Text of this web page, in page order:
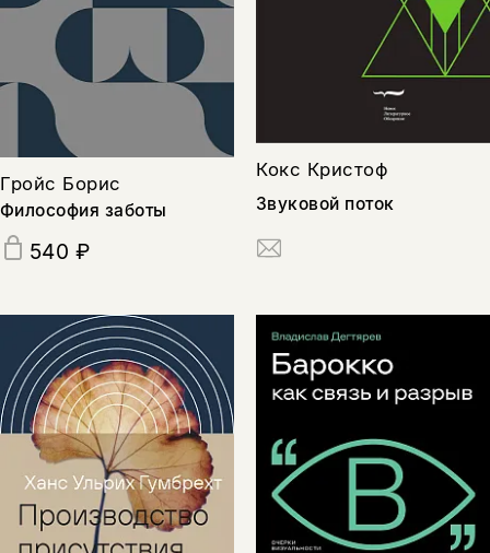
Гройс Борис
Философия заботы
540 ₽
Кокс Кристоф
Звуковой поток